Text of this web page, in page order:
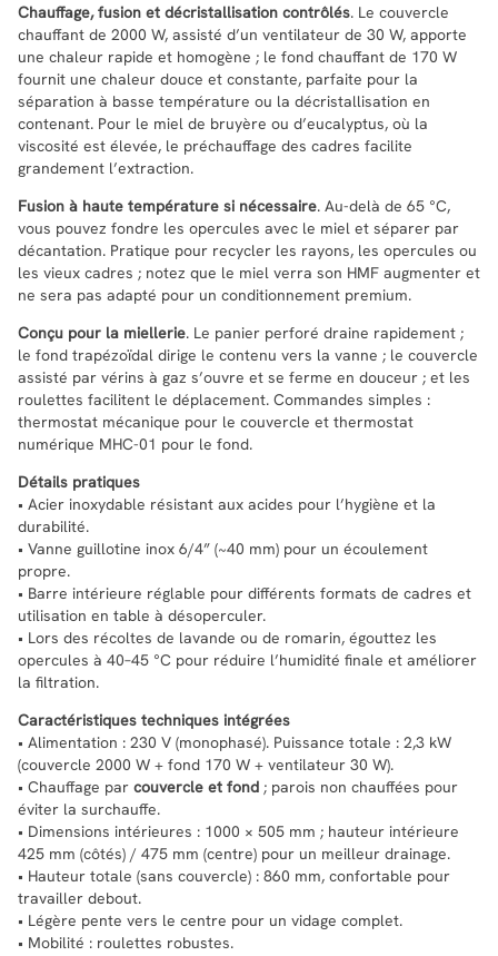
Chauffage, fusion et décristallisation contrôlés. Le couvercle
chauffant de 2000 W, assisté d’un ventilateur de 30 W, apporte
une chaleur rapide et homogène ; le fond chauffant de 170 W
fournit une chaleur douce et constante, parfaite pour la
séparation à basse température ou la décristallisation en
contenant. Pour le miel de bruyère ou d’eucalyptus, où la
viscosité est élevée, le préchauffage des cadres facilite
grandement l’extraction.
Fusion à haute température si nécessaire. Au-delà de 65 °C,
vous pouvez fondre les opercules avec le miel et séparer par
décantation. Pratique pour recycler les rayons, les opercules ou
les vieux cadres ; notez que le miel verra son HMF augmenter et
ne sera pas adapté pour un conditionnement premium.
Conçu pour la miellerie. Le panier perforé draine rapidement ;
le fond trapézoïdal dirige le contenu vers la vanne ; le couvercle
assisté par vérins à gaz s’ouvre et se ferme en douceur ; et les
roulettes facilitent le déplacement. Commandes simples :
thermostat mécanique pour le couvercle et thermostat
numérique MHC-01 pour le fond.
Détails pratiques
• Acier inoxydable résistant aux acides pour l’hygiène et la
durabilité.
• Vanne guillotine inox 6/4” (~40 mm) pour un écoulement
propre.
• Barre intérieure réglable pour différents formats de cadres et
utilisation en table à désoperculer.
• Lors des récoltes de lavande ou de romarin, égouttez les
opercules à 40–45 °C pour réduire l’humidité finale et améliorer
la filtration.
Caractéristiques techniques intégrées
• Alimentation : 230 V (monophasé). Puissance totale : 2,3 kW
(couvercle 2000 W + fond 170 W + ventilateur 30 W).
• Chauffage par couvercle et fond ; parois non chauffées pour
éviter la surchauffe.
• Dimensions intérieures : 1000 × 505 mm ; hauteur intérieure
425 mm (côtés) / 475 mm (centre) pour un meilleur drainage.
• Hauteur totale (sans couvercle) : 860 mm, confortable pour
travailler debout.
• Légère pente vers le centre pour un vidage complet.
• Mobilité : roulettes robustes.